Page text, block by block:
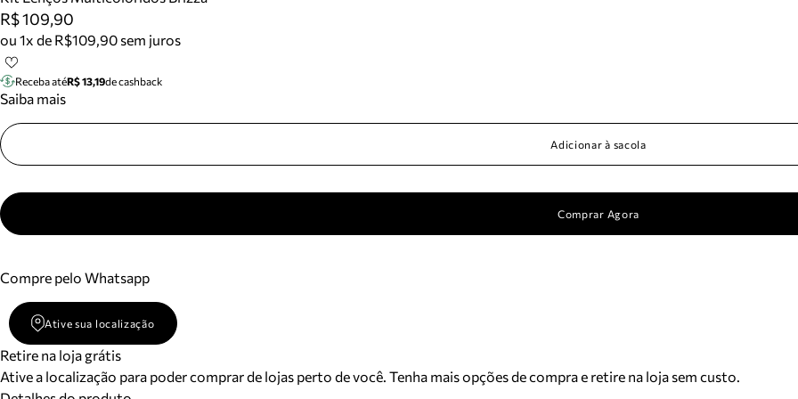
R$ 109,90
ou 1x de R$109,90 sem juros
Receba atéR$ 13,19de cashback
Saiba mais
Adicionar à sacola
Comprar Agora
Compre pelo Whatsapp
Ative sua localização
Retire na loja grátis
Ative a localização para poder comprar de lojas perto de você. Tenha mais opções de compra e retire na loja sem custo.